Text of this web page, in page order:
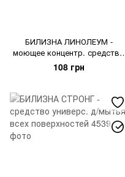
БИЛИЗНА ЛИНОЛЕУМ -
моющее концентр. средство
для глубокого очищения
полов
108 грн